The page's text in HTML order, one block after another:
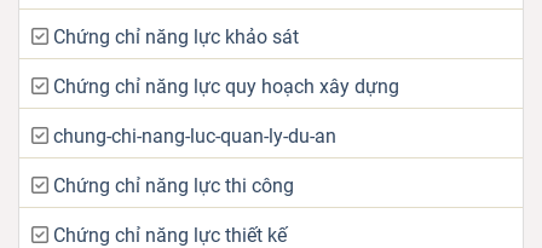
Chứng chỉ năng lực khảo sát
Chứng chỉ năng lực quy hoạch xây dựng
chung-chi-nang-luc-quan-ly-du-an
Chứng chỉ năng lực thi công
Chứng chỉ năng lực thiết kế